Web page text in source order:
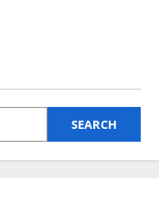
SEARCH